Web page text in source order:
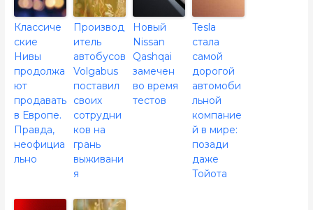
Классиче
ские
Нивы
продолжа
ют
продавать
в Европе.
Правда,
неофициа
льно
Производ
итель
автобусов
Volgabus
поставил
своих
сотрудни
ков на
грань
выживани
я
Новый
Nissan
Qashqai
замечен
во время
тестов
Tesla
стала
самой
дорогой
автомоби
льной
компание
й в мире:
позади
даже
Тойота